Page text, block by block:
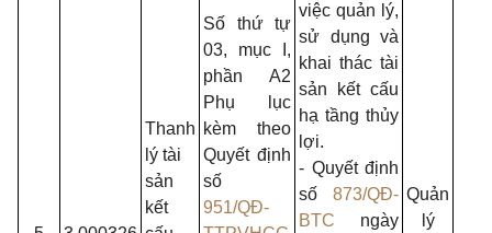
Thanh
lý tài
sản
kết
Số thứ tự
03, mục I,
phần A2
Phụ lục
kèm theo
Quyết định
số
951/QĐ-
việc quản lý,
sử dụng và
khai thác tài
sản kết cấu
hạ tầng thủy
lợi.
- Quyết định
số 873/QĐ-
BTC ngày
Quản
lý